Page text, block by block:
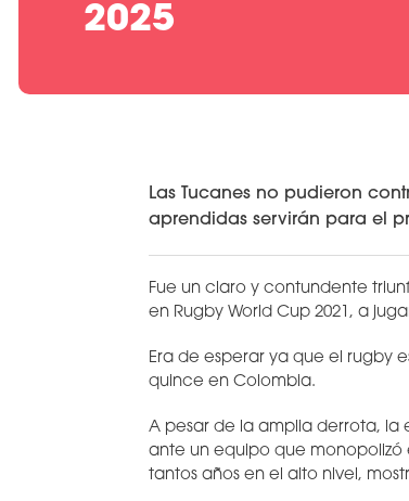
2025
Las Tucanes no pudieron
aprendidas servirán para el
Fue un claro y contundente
en Rugby World Cup 2021, a
Era de esperar ya que el rugby
quince en Colombia.
A pesar de la amplia derrota, la
ante un equipo que monopolizó
tantos años en el alto nivel,